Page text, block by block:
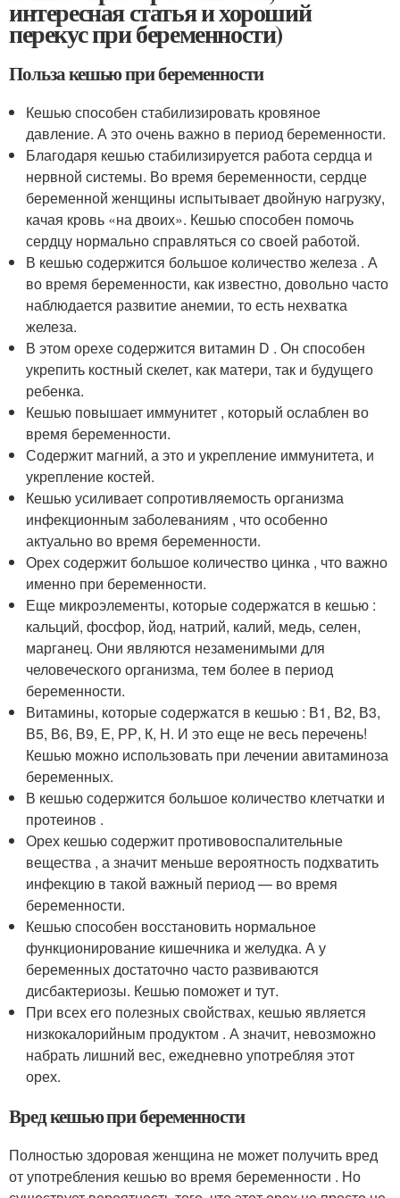
интересная статья и хороший
перекус при беременности)
Польза кешью при беременности
Кешью способен стабилизировать кровяное
давление. А это очень важно в период беременности.
Благодаря кешью стабилизируется работа сердца и
нервной системы. Во время беременности, сердце
беременной женщины испытывает двойную нагрузку,
качая кровь «на двоих». Кешью способен помочь
сердцу нормально справляться со своей работой.
В кешью содержится большое количество железа . А
во время беременности, как известно, довольно часто
наблюдается развитие анемии, то есть нехватка
железа.
В этом орехе содержится витамин D . Он способен
укрепить костный скелет, как матери, так и будущего
ребенка.
Кешью повышает иммунитет , который ослаблен во
время беременности.
Содержит магний, а это и укрепление иммунитета, и
укрепление костей.
Кешью усиливает сопротивляемость организма
инфекционным заболеваниям , что особенно
актуально во время беременности.
Орех содержит большое количество цинка , что важно
именно при беременности.
Еще микроэлементы, которые содержатся в кешью :
кальций, фосфор, йод, натрий, калий, медь, селен,
марганец. Они являются незаменимыми для
человеческого организма, тем более в период
беременности.
Витамины, которые содержатся в кешью : В1, В2, В3,
В5, В6, В9, Е, РР, К, Н. И это еще не весь перечень!
Кешью можно использовать при лечении авитаминоза
беременных.
В кешью содержится большое количество клетчатки и
протеинов .
Орех кешью содержит противовоспалительные
вещества , а значит меньше вероятность подхватить
инфекцию в такой важный период — во время
беременности.
Кешью способен восстановить нормальное
функционирование кишечника и желудка. А у
беременных достаточно часто развиваются
дисбактериозы. Кешью поможет и тут.
При всех его полезных свойствах, кешью является
низкокалорийным продуктом . А значит, невозможно
набрать лишний вес, ежедневно употребляя этот
орех.
Вред кешью при беременности
Полностью здоровая женщина не может получить вред
от употребления кешью во время беременности . Но